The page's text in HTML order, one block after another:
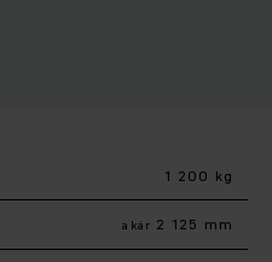
1 200 kg
akár 2 125 mm